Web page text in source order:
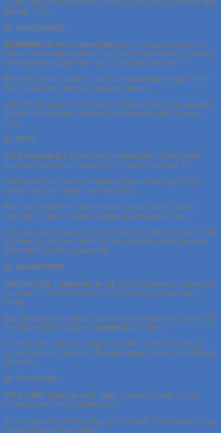
(Vì trái banh đã mất hết hơi, chúng tôi sẽ cần cái bơm để làm
phồng nó lên.
16. INORDINATE
INORDINATE /ɪnˈɔːrdɪnət/ (adj): Much to great; not keep
within reasonable bounds; excessive; immoderate (Quá lớn;
không giữ trong giới hạn hợp lý; thái quá; quá độ)
Ex: Alex kept my book for such an inordinate length of time
that I shall never lend him anything again.
(Alex đã giữ quyển sách của tôi trong một thời gian quá lâu
đến nỗi tôi sẽ không bao giờ cho hắn mượn bất cứ cái gì
nữa.)
17. IOTA
IOTA /aɪˈəʊtə/ [n]: (Ninth and smallest letter of the Greek
alphabet) very small quantity; infinitesimal amount; bit
(Mẫu tự thứ chín và nhỏ nhất trong mẫu tự Hy Lạp ) Khối
lượng nhỏ; một miếng; một mảnh nhỏ
Ex: If you make the same mistake again, despite all my
warnings, I will not have one iota of sympathy for you.
(Nếu như anh phạm cùng một lỗi lầm như thế nữa mặc dù tôi
đã cảnh cáo với anh nhiều lần, tôi sẽ không dành cho anh
một chút cảm thông nào nữa.
18. MAGNITUDE
MAGNITUDE /ˈmæɡnɪtuːd/ [n]: Size; greatness; largeness;
importance (Kích thước; sự to lớn; sự rộng lớn; sự quan
trọng)
Ex: Shopping for clothes can be a small matter for some, but
a problem of the greatest magnitude for others.
(Đi mua sắm quần áo có thể là vấn đề nhỏ đối với một số
người, nhưng là một vấn đề quan trọng lớn lao nhất đối với
kẻ khác.)
19. PICAYUNE
PICAYUNE /ˌpɪkəˈjuːn/ [n, adj]: Concerned with trifling
matters; petty; small; of little value
(Chỉ sự quan hệ đến những việc nhỏ nhất; không quan trọng;
không có giá trị bao nhiêu)